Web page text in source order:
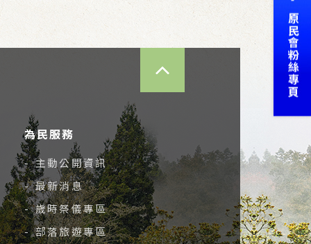
為民服務
- 主動公開資訊
- 最新消息
- 歲時祭儀專區
- 部落旅遊專區